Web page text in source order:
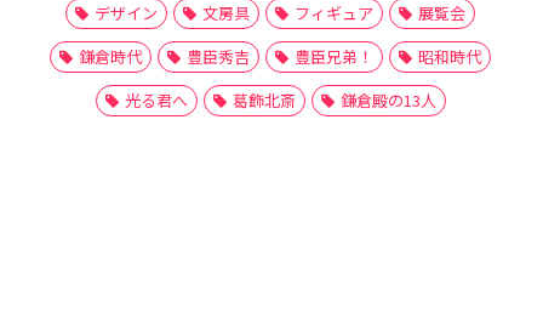
デザイン
文房具 フィギュア
展覧会
鎌倉時代
豊臣秀吉 豊臣兄弟！
昭和時代
光る君へ
葛飾北斎 鎌倉殿の13人